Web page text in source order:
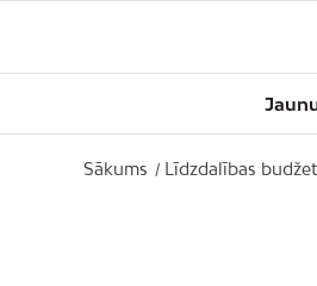
Sākums / Līdzdalības